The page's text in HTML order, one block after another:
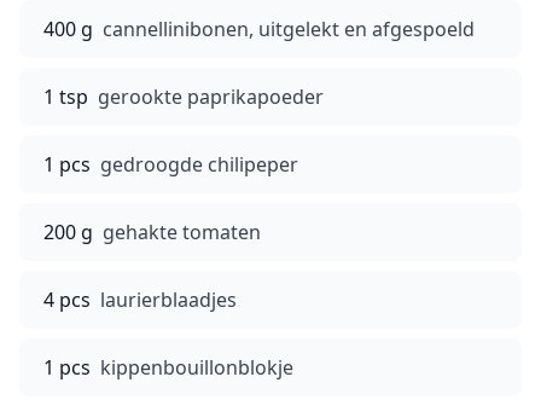
400 g cannellinibonen, uitgelekt en afgespoeld
1 tsp gerookte paprikapoeder
1 pcs gedroogde chilipeper
200 g gehakte tomaten
4 pcs laurierblaadjes
1 pcs kippenbouillonblokje